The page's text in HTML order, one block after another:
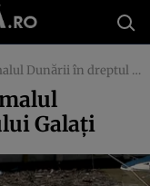
în dreptul oraşului Galaţi
Galaţi